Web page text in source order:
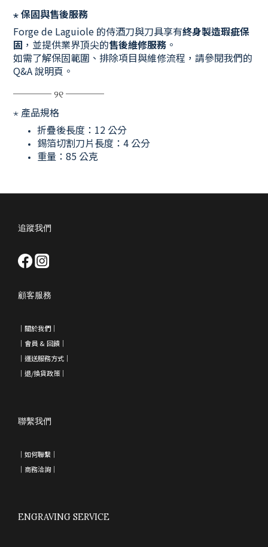
⋆保固與售後服務
Forge de Laguiole 的侍酒刀與刀具享有終身製造瑕疵保
固 ，並提供業界頂尖的售後維修服務 。
如需了解保固範圍、排除項目與維修流程，請參閱我們的
Q&A 說明頁。
──── ୨୧ ────
⋆ 產品規格
折疊後長度：12 公分
錫箔切割刀片長度：4 公分
重量：85 公克
追蹤我們
顧客服務
｜ 關於我們 ｜
｜會員 & 回饋 ｜
｜運送服務方式｜
｜退/換貨政策｜
聯繫我們
｜如何聯繫｜
｜ 商務洽詢 ｜
ENGRAVING SERVICE